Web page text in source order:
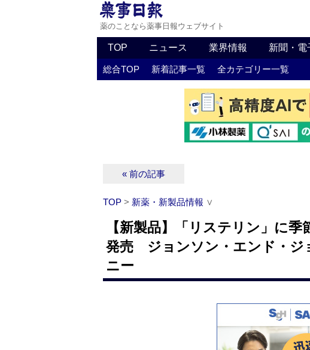
薬のことなら薬事日報ウェブサイト
TOP ニュース 業界情報 新聞・電
総合TOP 新着記事一覧 全カテゴリー一覧
« 前の記事
TOP > 新薬・新製品情報 ∨
【新製品】「リステリン」に
発売 ジョンソン・エンド・ジ
ニー